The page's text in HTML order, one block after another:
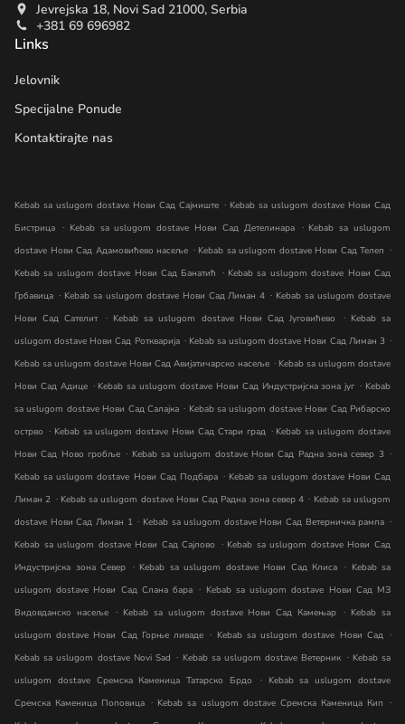
Jevrejska 18, Novi Sad 21000, Serbia
+381 69 696982
Links
Jelovnik
Specijalne Ponude
Kontaktirajte nas
Kebab sa uslugom dostave Нови Сад Сајмиште . Kebab sa uslugom dostave Нови Сад
Бистрица . Kebab sa uslugom dostave Нови Сад Детелинара . Kebab sa uslugom
dostave Нови Сад Адамовићево насеље . Kebab sa uslugom dostave Нови Сад Телеп .
Kebab sa uslugom dostave Нови Сад Банатић . Kebab sa uslugom dostave Нови Сад
Грбавица . Kebab sa uslugom dostave Нови Сад Лиман 4 . Kebab sa uslugom dostave
Нови Сад Сателит
. Kebab sa uslugom dostave Нови Сад Југовићево . Kebab sa
uslugom dostave Нови Сад Роткварија . Kebab sa uslugom dostave Нови Сад Лиман 3 .
Kebab sa uslugom dostave Нови Сад Авијатичарско насеље . Kebab sa uslugom dostave
Нови Сад Адице . Kebab sa uslugom dostave Нови Сад Индустријска зона југ . Kebab
sa uslugom dostave Нови Сад Салајка . Kebab sa uslugom dostave Нови Сад Рибарско
острво . Kebab sa uslugom dostave Нови Сад Стари град . Kebab sa uslugom dostave
Нови Сад Ново гробље . Kebab sa uslugom dostave Нови Сад Радна зона север 3 .
Kebab sa uslugom dostave Нови Сад Подбара . Kebab sa uslugom dostave Нови Сад
Лиман 2 . Kebab sa uslugom dostave Нови Сад Радна зона север 4 . Kebab sa uslugom
dostave Нови Сад Лиман 1 . Kebab sa uslugom dostave Нови Сад Ветерничка рампа .
Kebab sa uslugom dostave Нови Сад Сајлово . Kebab sa uslugom dostave Нови Сад
Индустријска зона Север . Kebab sa uslugom dostave Нови Сад Клиса . Kebab sa
uslugom dostave Нови Сад Слана бара . Kebab sa uslugom dostave Нови Сад МЗ
Видовданско насеље . Kebab sa uslugom dostave Нови Сад Камењар . Kebab sa
uslugom dostave Нови Сад Горње ливаде . Kebab sa uslugom dostave Нови Сад .
Kebab sa uslugom dostave Novi Sad . Kebab sa uslugom dostave Ветерник . Kebab sa
uslugom dostave Сремска Каменица Татарско Брдо
. Kebab sa uslugom dostave
Сремска Каменица Поповица . Kebab sa uslugom dostave Сремска Каменица Кип .